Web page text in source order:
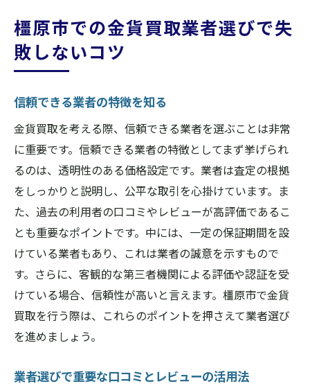
橿原市での金貨買取業者選びで失
敗しないコツ
信頼できる業者の特徴を知る
金貨買取を考える際、信頼できる業者を選ぶことは非常
に重要です。信頼できる業者の特徴としてまず挙げられ
るのは、透明性のある価格設定です。業者は査定の根拠
をしっかりと説明し、公平な取引を心掛けています。ま
た、過去の利用者の口コミやレビューが高評価であるこ
とも重要なポイントです。中には、一定の保証期間を設
けている業者もあり、これは業者の誠意を示すもので
す。さらに、客観的な第三者機関による評価や認証を受
けている場合、信頼性が高いと言えます。橿原市で金貨
買取を行う際は、これらのポイントを押さえて業者選び
を進めましょう。
業者選びで重要な口コミとレビューの活用法